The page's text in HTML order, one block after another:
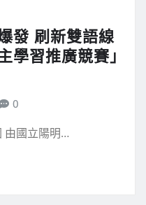
發 刷新雙語線
學習推廣競賽」
0
由國立陽明…